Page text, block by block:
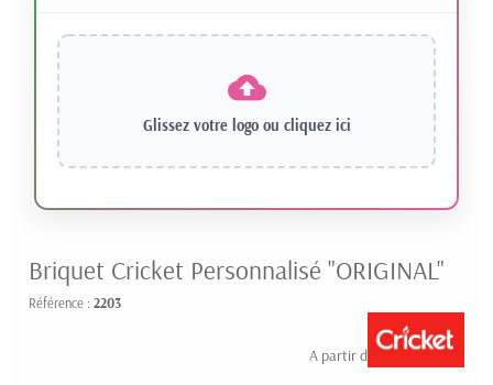
Glissez votre logo ou cliquez ici
Briquet Cricket Personnalisé "ORIGINAL"
Référence : 2203
A partir de 1.15 € HT